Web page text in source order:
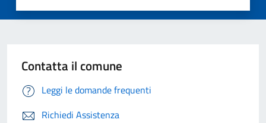
Contatta il comune
Leggi le domande frequenti
Richiedi Assistenza